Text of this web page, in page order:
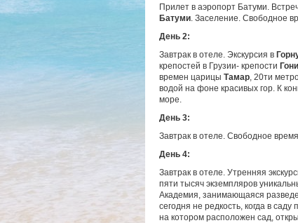
Прилет в аэропорт Батуми.
Батуми. Заселение. Свободное
День 2:
Завтрак в отеле. Экскурсия в
крепостей в Грузии- крепости
времен царицы Тамар, 20ти
водой на фоне красивых гор. К
море.
День 3:
Завтрак в отеле. Свободное
День 4:
Завтрак в отеле. Утренняя
пяти тысяч экземпляров
Академия, занимающаяся
сегодня не редкость, когда в
на котором расположен сад,